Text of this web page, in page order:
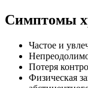
Симптомы
Частое и
Потеря
Физическая